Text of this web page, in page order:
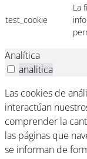
test_cookie
La
Analítica
analitica
Las cookies de
interactúan
comprender la
las páginas que
se informan de